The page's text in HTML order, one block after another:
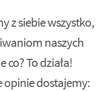
z siebie wszystko,
naszych
co? To działa!
opinie dostajemy: